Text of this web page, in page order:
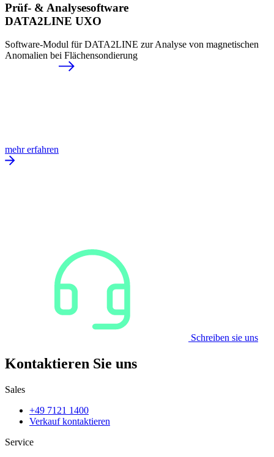
Prüf- & Analysesoftware
DATA2LINE UXO
Software-Modul für DATA2LINE zur Analyse von magnetischen
Anomalien bei Flächensondierung
mehr erfahren
Schreiben sie uns
Kontaktieren Sie uns
Sales
+49 7121 1400
Verkauf kontaktieren
Service